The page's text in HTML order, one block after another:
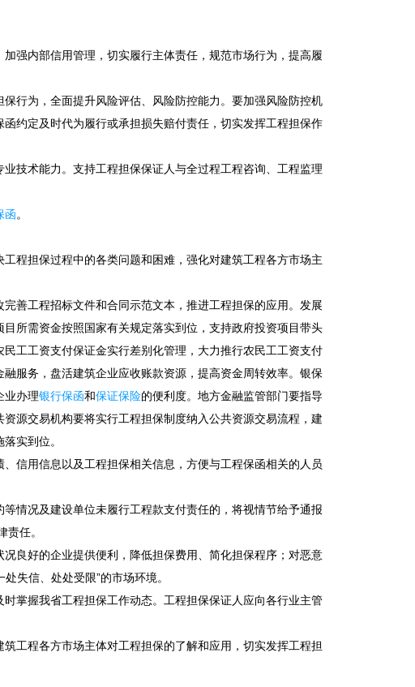
强内部信用管理，切实履行主体责任，规范市场行为，提高履
行为，全面提升风险评估、风险防控能力。要加强风险防控机
约定及时代为履行或承担损失赔付责任，切实发挥工程担保作
技术能力。支持工程担保保证人与全过程工程咨询、工程监理
函。
程担保过程中的各类问题和困难，强化对建筑工程各方市场主
善工程招标文件和合同示范文本，推进工程担保的应用。发展
所需资金按照国家有关规定落实到位，支持政府投资项目带头
工工资支付保证金实行差别化管理，大力推行农民工工资支付
服务，盘活建筑企业应收账款资源，提高资金周转效率。银保
业办理银行保函和保证保险的便利度。地方金融监管部门要指导
源交易机构要将实行工程担保制度纳入公共资源交易流程，建
实到位。
信用信息以及工程担保相关信息，方便与工程保函相关的人员
情况及建设单位未履行工程款支付责任的，将视情节给予通报
任。
良好的企业提供便利，降低担保费用、简化担保程序；对恶意
失信、处处受限”的市场环境。
掌握我省工程担保工作动态。工程担保保证人应向各行业主管
工程各方市场主体对工程担保的了解和应用，切实发挥工程担